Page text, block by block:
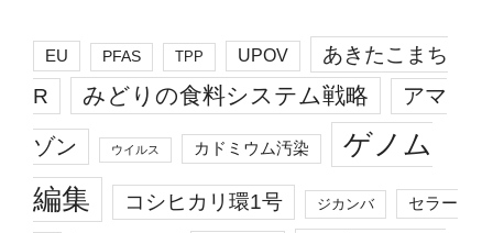
EU PFAS TPP UPOV
あきたこまち
R
みどりの食料システム戦略 アマ
ゾン ウイルス カドミウム汚染
ゲノム
編集
コシヒカリ環1号 ジカンバ セラー